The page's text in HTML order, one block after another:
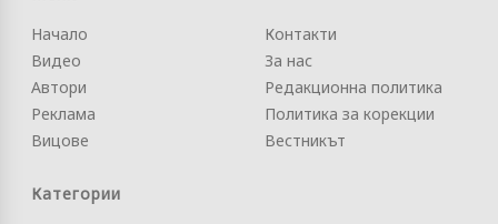
Начало
Видео
Автори
Реклама
Вицове
Контакти
За нас
Редакционна политика
Политика за корекции
Вестникът
Категории